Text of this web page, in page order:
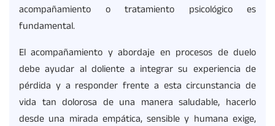
acompañamiento o tratamiento psicológico es
fundamental.
El acompañamiento y abordaje en procesos de duelo
debe ayudar al doliente a integrar su experiencia de
pérdida y a responder frente a esta circunstancia de
vida tan dolorosa de una manera saludable, hacerlo
desde una mirada empática, sensible y humana exige,